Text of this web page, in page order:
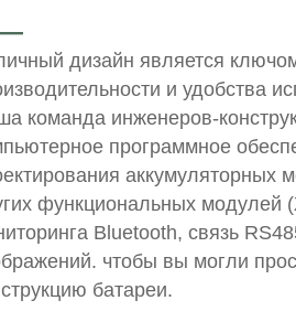
дизайн является
и удобства
команда инженеров-
программное
аккумуляторных
функциональных модулей
Bluetooth, связь
чтобы вы могли
батареи.